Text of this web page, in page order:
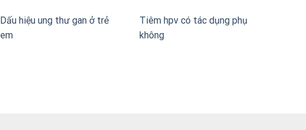
Dấu hiệu ung thư gan ở trẻ
em
Tiêm hpv có tác dụng phụ
không